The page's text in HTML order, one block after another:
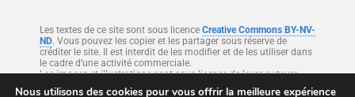
Les textes de ce site sont sous licence Creative Commons BY-NV-
ND. Vous pouvez les copier et les partager sous réserve de
créditer le site. Il est interdit de les modifier et de les utiliser dans
le cadre d’une activité commerciale.
Les images et illustrations sont sous licence de leurs auteurs.
Nous utilisons des cookies pour vous offrir la meilleure expérience